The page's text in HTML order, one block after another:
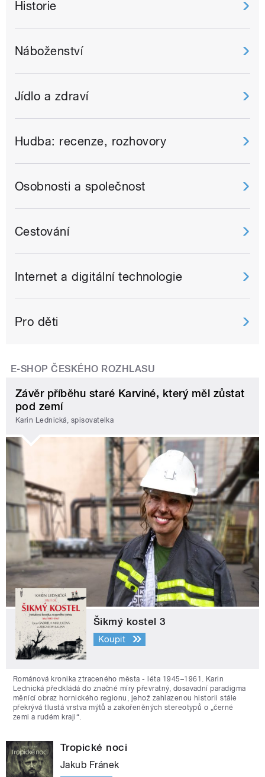
Historie
Náboženství
Jídlo a zdraví
Hudba: recenze, rozhovory
Osobnosti a společnost
Cestování
Internet a digitální technologie
Pro děti
E-SHOP ČESKÉHO ROZHLASU
Závěr příběhu staré Karviné, který měl zůstat
pod zemí
Karin Lednická, spisovatelka
Šikmý kostel 3
Koupit
Románová kronika ztraceného města - léta 1945–1961. Karin
Lednická předkládá do značné míry převratný, dosavadní paradigma
měnící obraz hornického regionu, jehož zahlazenou historii stále
překrývá tlustá vrstva mýtů a zakořeněných stereotypů o „černé
zemi a rudém kraji“.
Tropické noci
Jakub Fránek